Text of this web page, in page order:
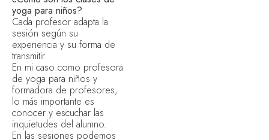
yoga para niños?
Cada profesor adapta la
sesión según su
experiencia y su forma de
transmitir.
En mi caso como profesora
de yoga para niños y
formadora de profesores,
lo más importante es
conocer y escuchar las
inquietudes del alumno.
En las sesiones podemos